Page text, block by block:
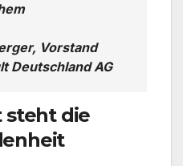
Vorstand
Deutschland AG
die